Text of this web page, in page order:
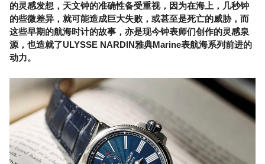
的灵感发想，天文钟的准确性备受重视，因为在海上，几秒钟
的些微差异，就可能造成巨大失败，或甚至是死亡的威胁，而
这些早期的航海时计的故事，亦是现今钟表师们创作的灵感泉
源，也造就了ULYSSE NARDIN雅典Marine表航海系列前进的
动力。